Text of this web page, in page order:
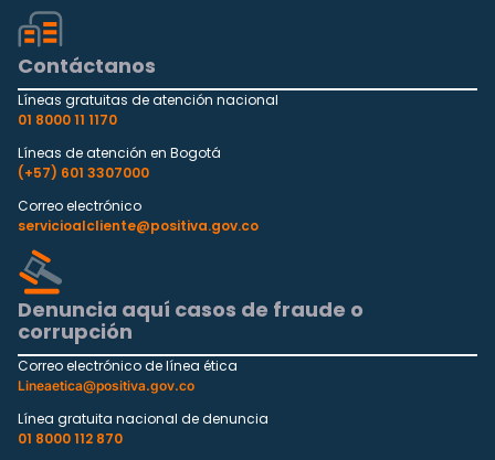
Contáctanos
Líneas gratuitas de atención nacional
01 8000 11 1170
Líneas de atención en Bogotá
(+57) 601 3307000
Correo electrónico
servicioalcliente@positiva.gov.co
Denuncia aquí casos de fraude o
corrupción
Correo electrónico de línea ética
Lineaetica@positiva.gov.co
Línea gratuita nacional de denuncia
01 8000 112 870